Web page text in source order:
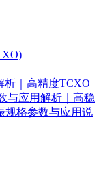
XO)
析｜高精度TCXO
与应用解析｜高稳
规格参数与应用说